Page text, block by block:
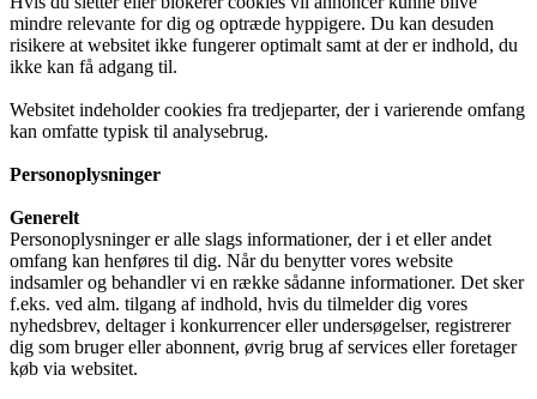
mindre relevante for dig og optræde hyppigere. Du kan desuden
risikere at websitet ikke fungerer optimalt samt at der er indhold, du
ikke kan få adgang til.
Websitet indeholder cookies fra tredjeparter, der i varierende omfang
kan omfatte typisk til analysebrug.
Personoplysninger
Generelt
Personoplysninger er alle slags informationer, der i et eller andet
omfang kan henføres til dig. Når du benytter vores website
indsamler og behandler vi en række sådanne informationer. Det sker
f.eks. ved alm. tilgang af indhold, hvis du tilmelder dig vores
nyhedsbrev, deltager i konkurrencer eller undersøgelser, registrerer
dig som bruger eller abonnent, øvrig brug af services eller foretager
køb via websitet.